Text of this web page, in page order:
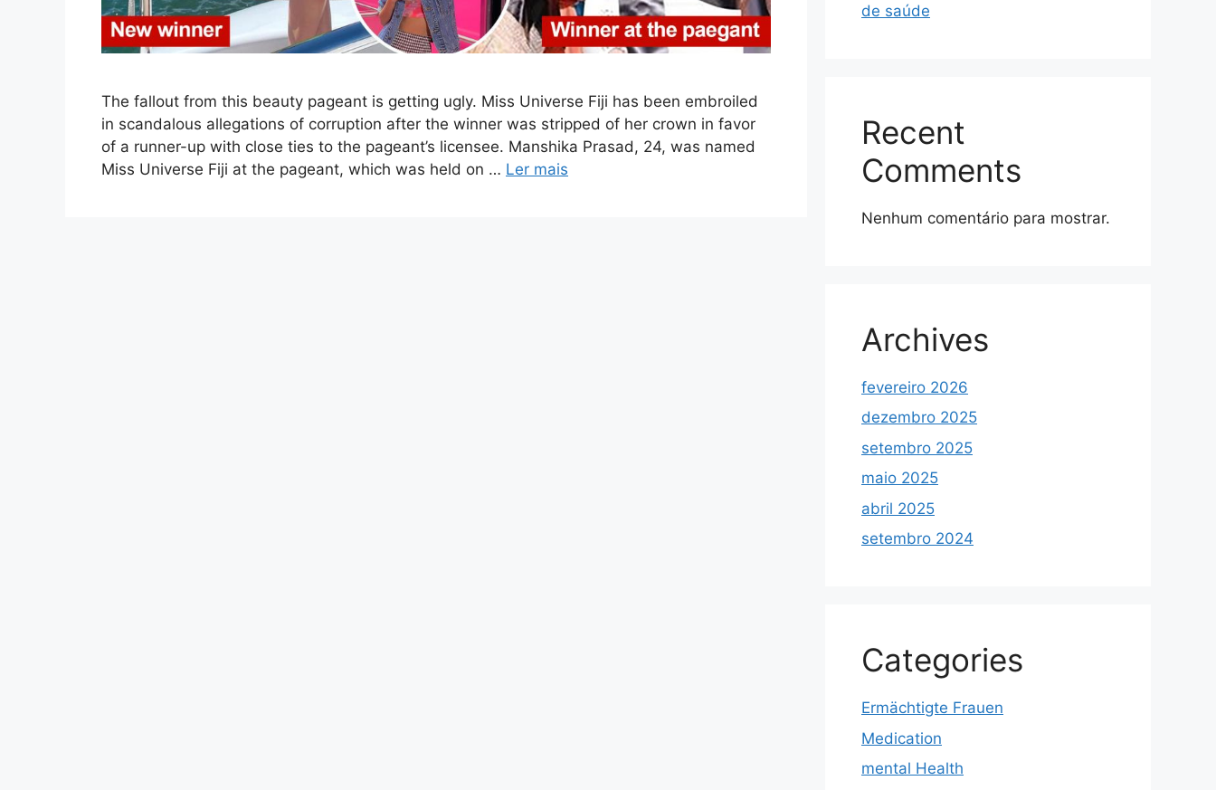
The fallout from this beauty pageant is getting ugly. Miss Universe Fiji has been embroiled
in scandalous allegations of corruption after the winner was stripped of her crown in favor
of a runner-up with close ties to the pageant’s licensee. Manshika Prasad, 24, was named
Miss Universe Fiji at the pageant, which was held on … Ler mais
de saúde
Recent
Comments
Nenhum comentário para mostrar.
Archives
fevereiro 2026
dezembro 2025
setembro 2025
maio 2025
abril 2025
setembro 2024
Categories
Ermächtigte Frauen
Medication
mental Health